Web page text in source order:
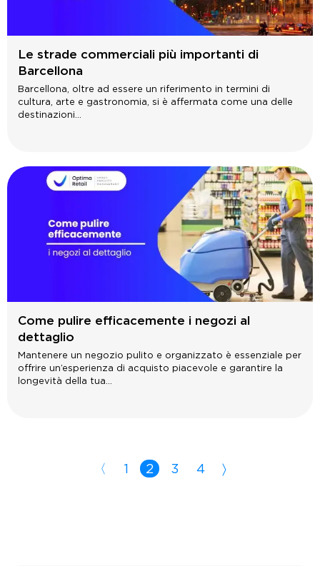
Le strade commerciali più importanti di
Barcellona
Barcellona, oltre ad essere un riferimento in termini di
cultura, arte e gastronomia, si è affermata come una delle
destinazioni...
Come pulire efficacemente i negozi al
dettaglio
Mantenere un negozio pulito e organizzato è essenziale per
offrire un’esperienza di acquisto piacevole e garantire la
longevità della tua...
〈 1 2 3 4 〉